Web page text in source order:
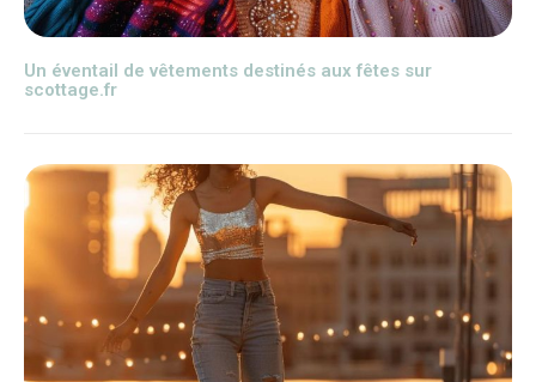
Un éventail de vêtements destinés aux fêtes sur
scottage.fr